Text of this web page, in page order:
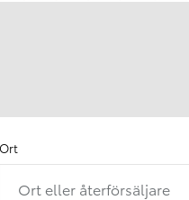
Ort
Ort eller återförsäljare